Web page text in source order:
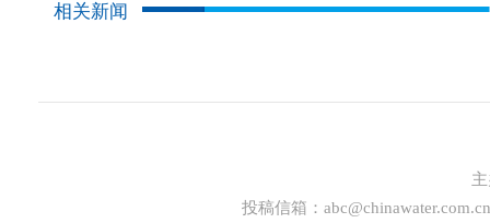
相关新闻
投稿信箱： abc@chinawater.com.cn